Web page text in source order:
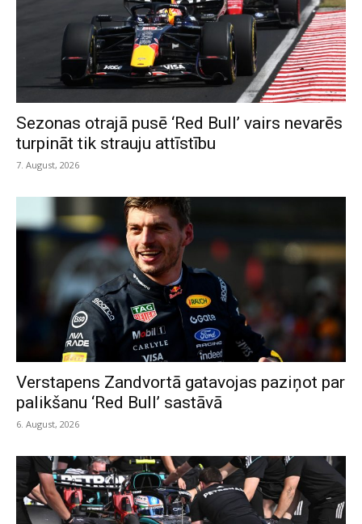
Sezonas otrajā pusē ‘Red Bull’ vairs nevarēs
turpināt tik strauju attīstību
7. August, 2026
Verstapens Zandvortā gatavojas paziņot par
palikšanu ‘Red Bull’ sastāvā
6. August, 2026